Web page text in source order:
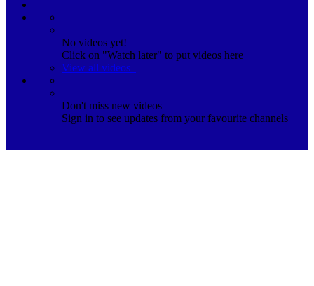
No videos yet!
Click on "Watch later" to put videos here
View all videos
Don't miss new videos
Sign in to see updates from your favourite channels